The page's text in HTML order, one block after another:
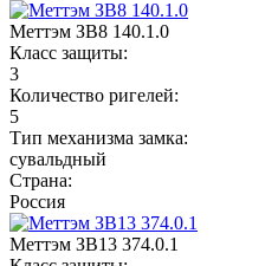
Меттэм ЗВ8 140.1.0
Класс защиты:
3
Количество ригелей:
5
Тип механизма замка:
сувальдный
Страна:
Россия
Меттэм ЗВ13 374.0.1